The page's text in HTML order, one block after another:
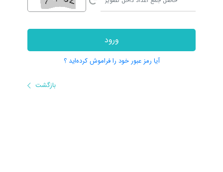
ورود
آیا رمز عبور خود را فراموش کرده‌اید ؟
بازگشت